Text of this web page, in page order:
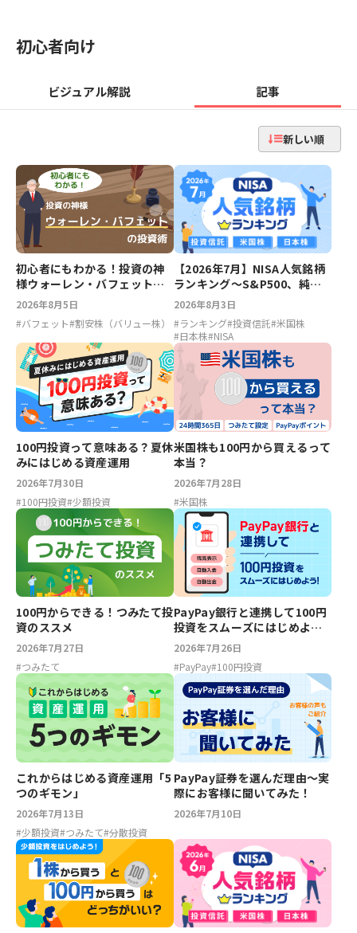
初心者向け
ビジュアル解説 記事
新しい順
初心者にもわかる！投資の神
様ウォーレン・バフェットの
投資術
2026年8月5日
#バフェット#割安株（バリュー株）
【2026年7月】NISA人気銘柄
ランキング～S&P500、純金
ファンド、スペースX、キオク
2026年8月3日
#ランキング#投資信託#米国株
#日本株#NISA
100円投資って意味ある？夏休
みにはじめる資産運用
2026年7月30日
#100円投資#少額投資
米国株も100円から買えるって
本当？
2026年7月28日
#米国株
100円からできる！つみたて投
資のススメ
2026年7月27日
#つみたて
PayPay銀行と連携して100円
投資をスムーズにはじめよ
う！
2026年7月26日
#PayPay#100円投資
これからはじめる資産運用「5
つのギモン」
2026年7月13日
#少額投資#つみたて#分散投資
PayPay証券を選んだ理由～実
際にお客様に聞いてみた！
2026年7月10日